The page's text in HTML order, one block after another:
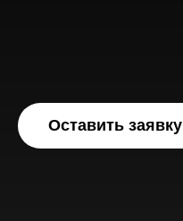
Оставить заявку